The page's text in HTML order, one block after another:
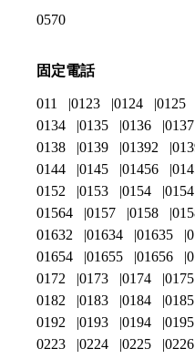
0570
固定電話
011 0123 0124 0125
0134
0135 0136 0137
0138
0139 01392
0144
0145 01456
0152
0153 0154
01564
0157 0158
01632
01634 01635
01654
01655 01656
0172
0173 0174 0175
0182
0183 0184 0185
0192
0193 0194 0195
0223
0224 0225 0226